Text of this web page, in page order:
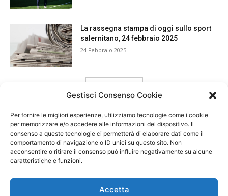
Gestisci Consenso Cookie
Per fornire le migliori esperienze, utilizziamo tecnologie come i cookie
per memorizzare e/o accedere alle informazioni del dispositivo. Il
consenso a queste tecnologie ci permetterà di elaborare dati come il
comportamento di navigazione o ID unici su questo sito. Non
acconsentire o ritirare il consenso può influire negativamente su alcune
caratteristiche e funzioni.
Accetta
La rassegna stampa di oggi sullo sport
salernitano, 24 febbraio 2025
24 Febbraio 2025